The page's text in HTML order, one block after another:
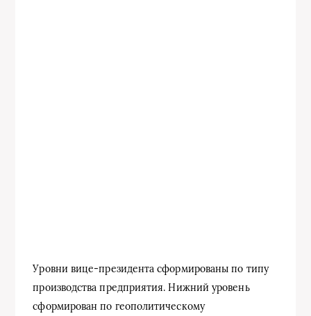
Уровни вице-президента сформированы по типу
производства предприятия. Нижний уровень
сформирован по геополитическому